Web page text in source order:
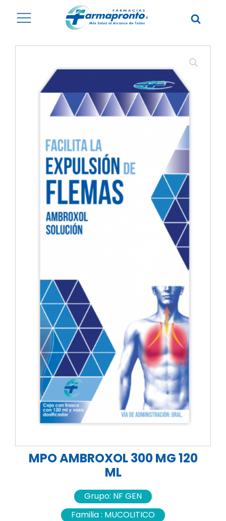
MPO AMBROXOL 300 MG 120
ML
Grupo: NF GEN
Familia : MUCOLITICO